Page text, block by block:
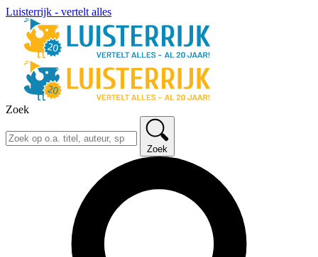
Luisterrijk - vertelt alles
Zoek
Zoek